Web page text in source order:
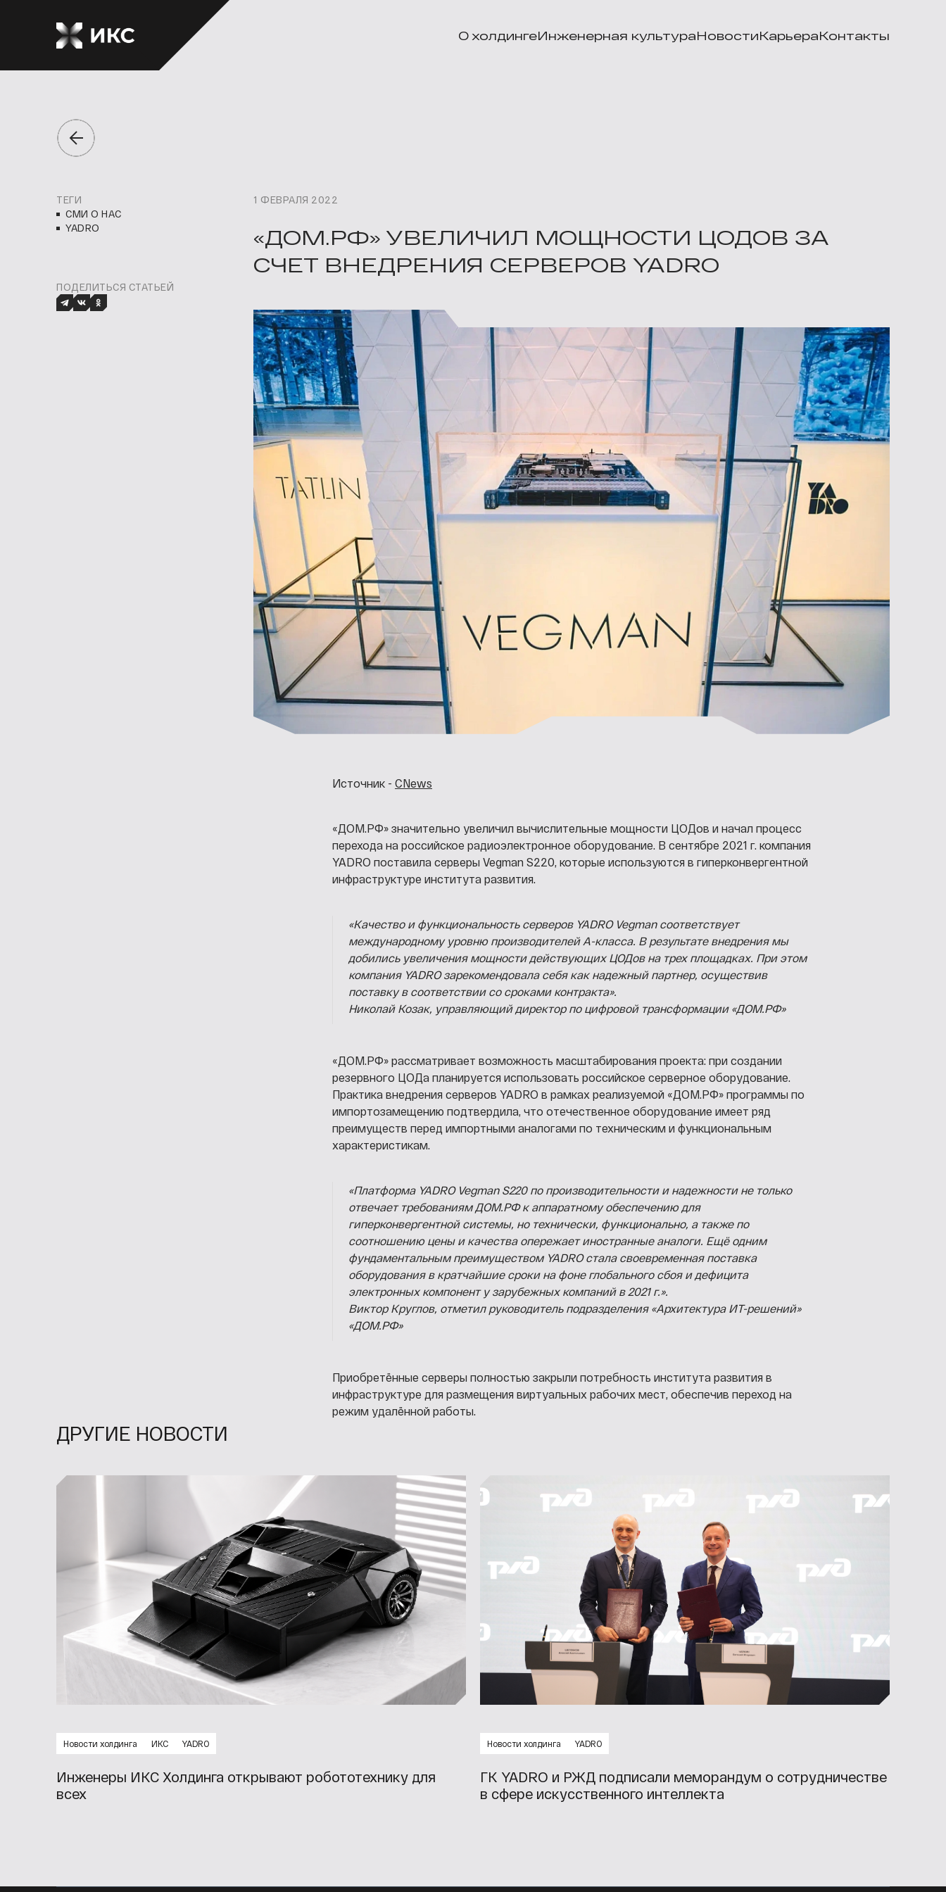
О холдингеИнженерная культураНовостиКарьераКонтакты
ТЕГИ
СМИ О НАС
YADRO
ПОДЕЛИТЬСЯ СТАТЬЕЙ
1 ФЕВРАЛЯ 2022
«ДОМ.РФ» УВЕЛИЧИЛ МОЩНОСТИ ЦОДОВ ЗА
СЧЕТ ВНЕДРЕНИЯ СЕРВЕРОВ YADRO
Источник - CNews
«ДОМ.РФ» значительно увеличил вычислительные мощности ЦОДов и начал процесс
перехода на российское радиоэлектронное оборудование. В сентябре 2021 г. компания
YADRO поставила серверы Vegman S220, которые используются в гиперконвергентной
инфраструктуре института развития.
«Качество и функциональность серверов YADRO Vegman соответствует
международному уровню производителей А-класса. В результате внедрения мы
добились увеличения мощности действующих ЦОДов на трех площадках. При этом
компания YADRO зарекомендовала себя как надежный партнер, осуществив
поставку в соответствии со сроками контракта».
Николай Козак, управляющий директор по цифровой трансформации «ДОМ.РФ»
«ДОМ.РФ» рассматривает возможность масштабирования проекта: при создании
резервного ЦОДа планируется использовать российское серверное оборудование.
Практика внедрения серверов YADRO в рамках реализуемой «ДОМ.РФ» программы по
импортозамещению подтвердила, что отечественное оборудование имеет ряд
преимуществ перед импортными аналогами по техническим и функциональным
характеристикам.
«Платформа YADRO Vegman S220 по производительности и надежности не только
отвечает требованиям ДОМ.РФ к аппаратному обеспечению для
гиперконвергентной системы, но технически, функционально, а также по
соотношению цены и качества опережает иностранные аналоги. Ещё одним
фундаментальным преимуществом YADRO стала своевременная поставка
оборудования в кратчайшие сроки на фоне глобального сбоя и дефицита
электронных компонент у зарубежных компаний в 2021 г.».
Виктор Круглов, отметил руководитель подразделения «Архитектура ИТ-решений»
«ДОМ.РФ»
Приобретённые серверы полностью закрыли потребность института развития в
инфраструктуре для размещения виртуальных рабочих мест, обеспечив переход на
режим удалённой работы.
ДРУГИЕ НОВОСТИ
Новости холдинга ИКС YADRO
Инженеры ИКС Холдинга открывают робототехнику для
всех
Новости холдинга YADRO
ГК YADRO и РЖД подписали меморандум о сотрудничестве
в сфере искусственного интеллекта